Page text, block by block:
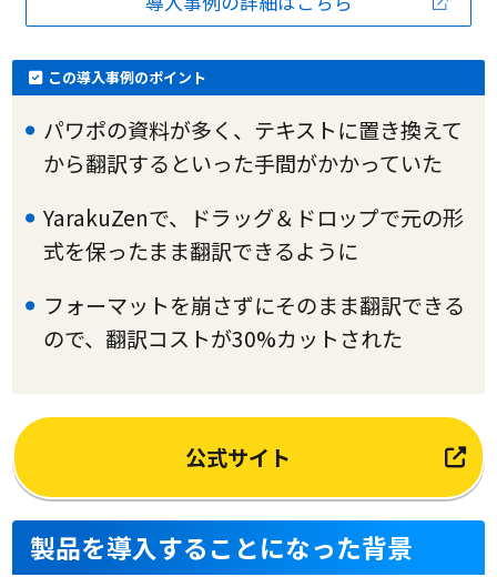
この導入事例のポイント
パワポの資料が多く、テキストに置き換えて
から翻訳するといった手間がかかっていた
YarakuZenで、ドラッグ＆ドロップで元の形
式を保ったまま翻訳できるように
フォーマットを崩さずにそのまま翻訳できる
ので、翻訳コストが30%カットされた
公式サイト
製品を導入することになった背景